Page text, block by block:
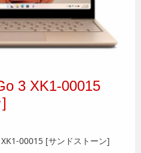
3 XK1-00015
00015 [サンドストーン]